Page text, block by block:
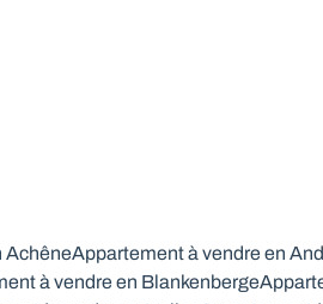
AchêneAppartement à vendre en
à vendre en Blankenberge